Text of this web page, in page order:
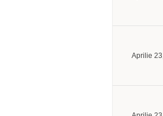
Aprilie